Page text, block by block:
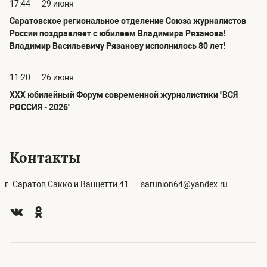
17:44
29 июня
Саратовское региональное отделение Союза журналистов
России поздравляет с юбилеем Владимира Рязанова!
Владимир Васильевичу Рязанову исполнилось 80 лет!
11:20
26 июня
ХХХ юбилейный Форум современной журналистики "ВСЯ
РОССИЯ - 2026"
Контакты
г. Саратов Сакко и Ванцетти 41 sarunion64@yandex.ru